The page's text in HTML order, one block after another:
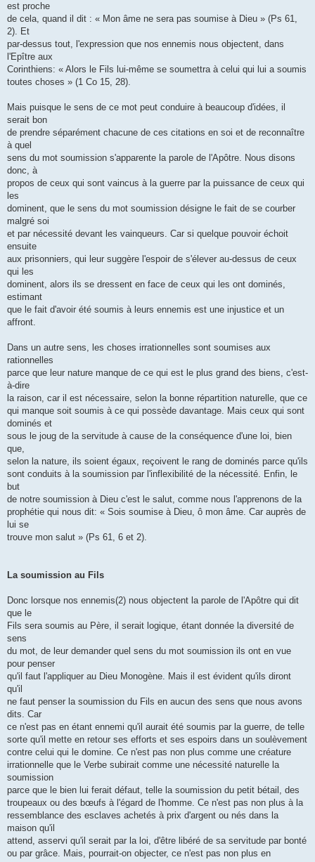
est proche
de cela, quand il dit : « Mon âme ne sera pas soumise à Dieu » (Ps 61,
2). Et
par-dessus tout, l'expression que nos ennemis nous objectent, dans
l'Epître aux
Corinthiens: « Alors le Fils lui-même se soumettra à celui qui lui a soumis
toutes choses » (1 Co 15, 28).
Mais puisque le sens de ce mot peut conduire à beaucoup d'idées, il
serait bon
de prendre séparément chacune de ces citations en soi et de reconnaître
à quel
sens du mot soumission s'apparente la parole de l'Apôtre. Nous disons
donc, à
propos de ceux qui sont vaincus à la guerre par la puissance de ceux qui
les
dominent, que le sens du mot soumission désigne le fait de se courber
malgré soi
et par nécessité devant les vainqueurs. Car si quelque pouvoir échoit
ensuite
aux prisonniers, qui leur suggère l'espoir de s'élever au-dessus de ceux
qui les
dominent, alors ils se dressent en face de ceux qui les ont dominés,
estimant
que le fait d'avoir été soumis à leurs ennemis est une injustice et un
affront.
Dans un autre sens, les choses irrationnelles sont soumises aux
rationnelles
parce que leur nature manque de ce qui est le plus grand des biens, c'est-
à-dire
la raison, car il est nécessaire, selon la bonne répartition naturelle, que ce
qui manque soit soumis à ce qui possède davantage. Mais ceux qui sont
dominés et
sous le joug de la servitude à cause de la conséquence d'une loi, bien
que,
selon la nature, ils soient égaux, reçoivent le rang de dominés parce qu'ils
sont conduits à la soumission par l'inflexibilité de la nécessité. Enfin, le
but
de notre soumission à Dieu c'est le salut, comme nous l'apprenons de la
prophétie qui nous dit: « Sois soumise à Dieu, ô mon âme. Car auprès de
lui se
trouve mon salut » (Ps 61, 6 et 2).
La soumission au Fils
Donc lorsque nos ennemis(2) nous objectent la parole de l'Apôtre qui dit
que le
Fils sera soumis au Père, il serait logique, étant donnée la diversité de
sens
du mot, de leur demander quel sens du mot soumission ils ont en vue
pour penser
qu'il faut l'appliquer au Dieu Monogène. Mais il est évident qu'ils diront
qu'il
ne faut penser la soumission du Fils en aucun des sens que nous avons
dits. Car
ce n'est pas en étant ennemi qu'il aurait été soumis par la guerre, de telle
sorte qu'il mette en retour ses efforts et ses espoirs dans un soulèvement
contre celui qui le domine. Ce n'est pas non plus comme une créature
irrationnelle que le Verbe subirait comme une nécessité naturelle la
soumission
parce que le bien lui ferait défaut, telle la soumission du petit bétail, des
troupeaux ou des bœufs à l'égard de l'homme. Ce n'est pas non plus à la
ressemblance des esclaves achetés à prix d'argent ou nés dans la
maison qu'il
attend, asservi qu'il serait par la loi, d'être libéré de sa servitude par bonté
ou par grâce. Mais, pourrait-on objecter, ce n'est pas non plus en